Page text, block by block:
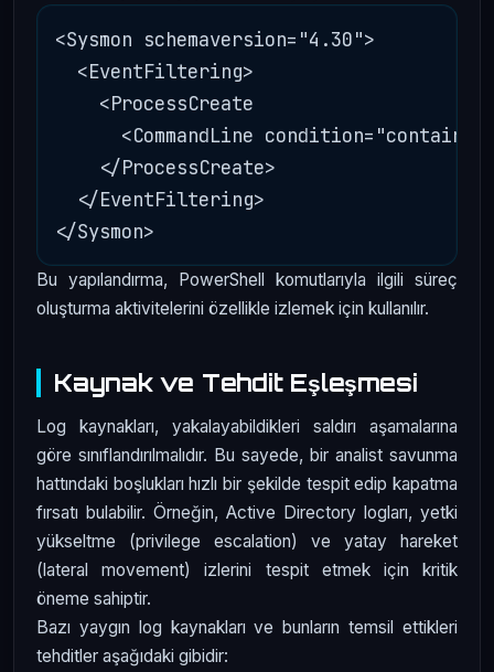
<Sysmon schemaversion="4.30">
  <EventFiltering>
    <ProcessCreate
<CommandLine
    </ProcessCreate>
  </EventFiltering>
Bu yapılandırma, PowerShell komutlarıyla ilgili süreç
oluşturma aktivitelerini özellikle izlemek için kullanılır.
Kaynak ve Tehdit Eşleşmesi
Log kaynakları, yakalayabildikleri saldırı aşamalarına
göre sınıflandırılmalıdır. Bu sayede, bir analist savunma
hattındaki boşlukları hızlı bir şekilde tespit edip kapatma
fırsatı bulabilir. Örneğin, Active Directory logları, yetki
yükseltme (privilege escalation) ve yatay hareket
(lateral movement) izlerini tespit etmek için kritik
öneme sahiptir.
Bazı yaygın log kaynakları ve bunların temsil ettikleri
tehditler aşağıdaki gibidir: